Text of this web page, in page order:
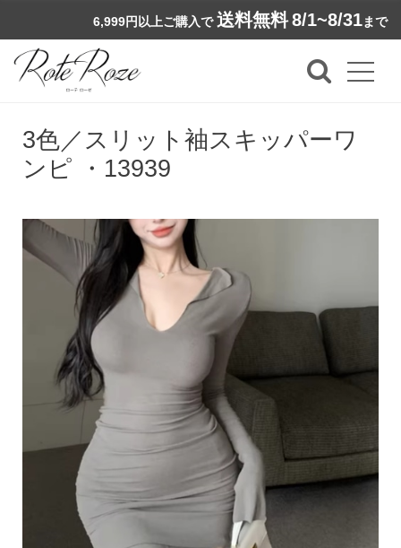
6,999円以上ご購入で 送料無料8/1~8/31まで
3色／スリット袖スキッパーワ
ンピ ・13939